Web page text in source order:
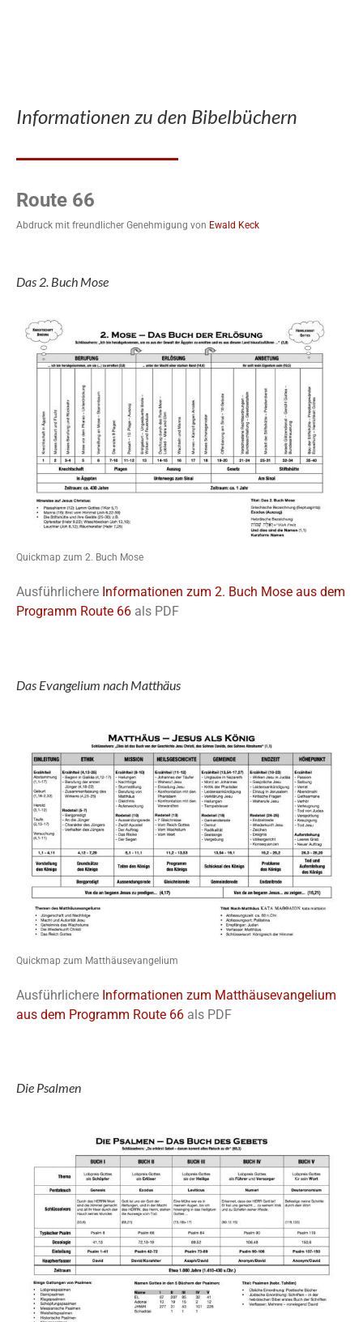
Informationen zu den Bibelbüchern
Route 66
Abdruck mit freundlicher Genehmigung von Ewald Keck
Das 2. Buch Mose
Quickmap zum 2. Buch Mose
Ausführlichere Informationen zum 2. Buch Mose aus dem
Programm Route 66 als PDF
Das Evangelium nach Matthäus
Quickmap zum Matthäusevangelium
Ausführlichere Informationen zum Matthäusevangelium
aus dem Programm Route 66 als PDF
Die Psalmen